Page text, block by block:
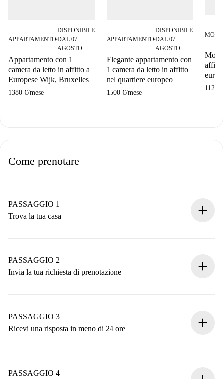
APPARTAMENTO■
DISPONIBILE
DAL 07
AGOSTO
Appartamento con 1
camera da letto in affitto a
Europese Wijk, Bruxelles
1380 €/mese
APPARTAMENTO■
DISPONIBILE
DAL 07
AGOSTO
Elegante appartamento con
1 camera da letto in affitto
nel quartiere europeo
1500 €/mese
1125 €
Come prenotare
PASSAGGIO 1
Trova la tua casa
Hai tutte le informazioni necessarie in anticipo.
PASSAGGIO 2
Invia la tua richiesta di prenotazione
non accetta.
PASSAGGIO 3
Ricevi una risposta in meno di 24 ore
contatto con il proprietario.
PASSAGGIO 4